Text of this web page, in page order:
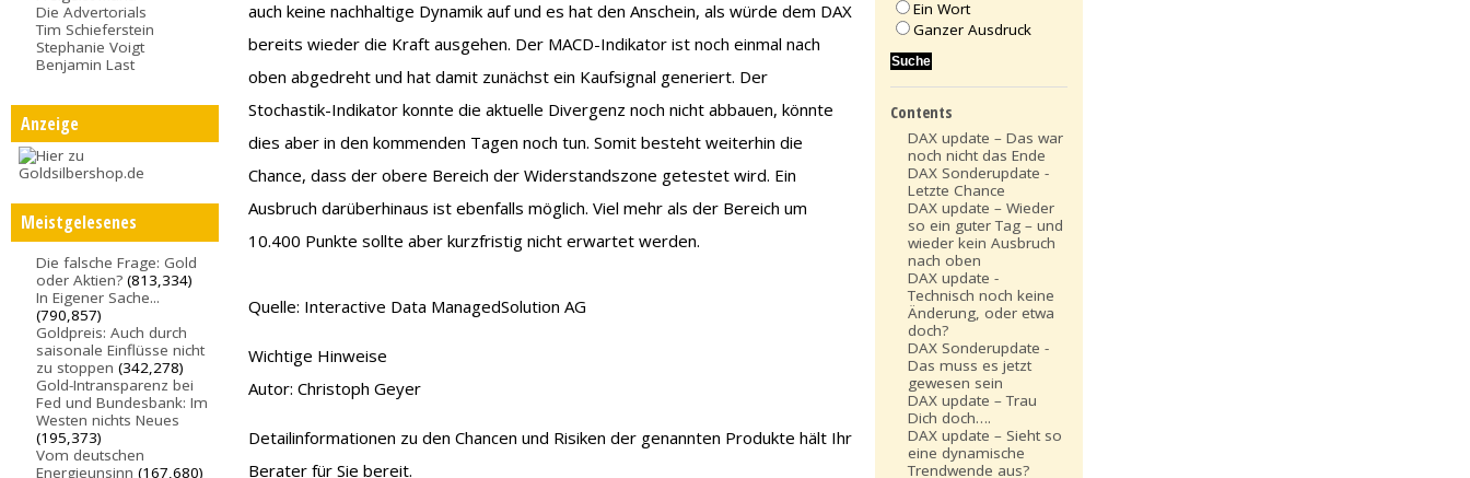
Die Advertorials
Tim Schieferstein
Stephanie Voigt
Benjamin Last
Anzeige
Meistgelesenes
Die falsche Frage: Gold
oder Aktien? (813,334)
In Eigener Sache...
(790,857)
Goldpreis: Auch durch
saisonale Einflüsse nicht
zu stoppen (342,278)
Gold-Intransparenz bei
Fed und Bundesbank: Im
Westen nichts Neues
(195,373)
Vom deutschen
Energieunsinn (167,680)
auch keine nachhaltige Dynamik auf und es hat den Anschein, als würde dem DAX
bereits wieder die Kraft ausgehen. Der MACD-Indikator ist noch einmal nach
oben abgedreht und hat damit zunächst ein Kaufsignal generiert. Der
Stochastik-Indikator konnte die aktuelle Divergenz noch nicht abbauen, könnte
dies aber in den kommenden Tagen noch tun. Somit besteht weiterhin die
Chance, dass der obere Bereich der Widerstandszone getestet wird. Ein
Ausbruch darüberhinaus ist ebenfalls möglich. Viel mehr als der Bereich um
10.400 Punkte sollte aber kurzfristig nicht erwartet werden.
Quelle: Interactive Data ManagedSolution AG
Wichtige Hinweise
Autor: Christoph Geyer
Detailinformationen zu den Chancen und Risiken der genannten Produkte hält Ihr
Berater für Sie bereit.
Ein Wort
Ganzer Ausdruck
Contents
DAX update – Das war
noch nicht das Ende
DAX Sonderupdate -
Letzte Chance
DAX update – Wieder
so ein guter Tag – und
wieder kein Ausbruch
nach oben
DAX update -
Technisch noch keine
Änderung, oder etwa
doch?
DAX Sonderupdate -
Das muss es jetzt
gewesen sein
DAX update – Trau
Dich doch….
DAX update – Sieht so
eine dynamische
Trendwende aus?